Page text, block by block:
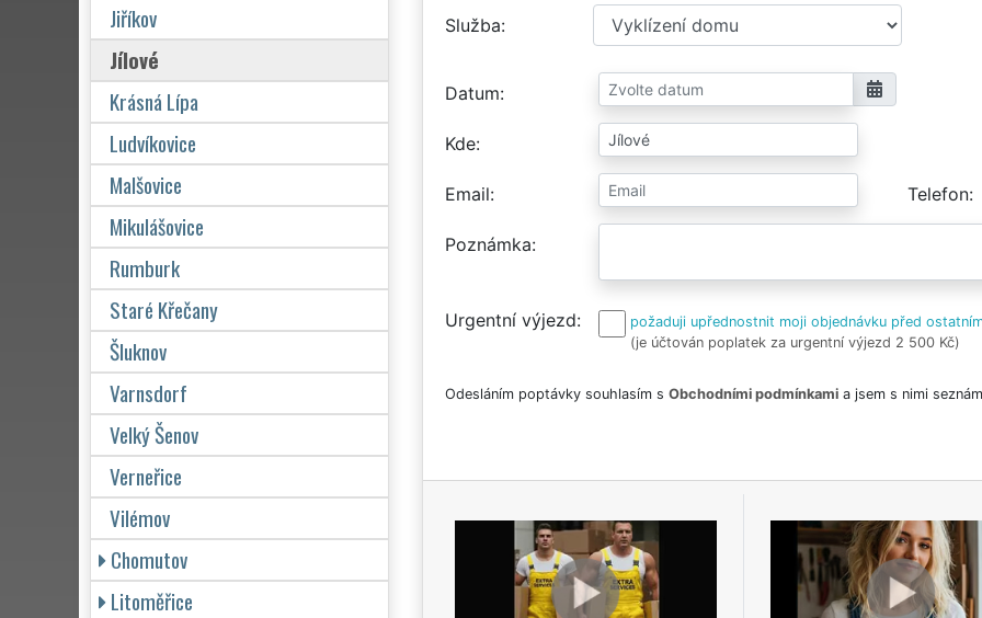
Služba
Datum
Kde
Email Telefon
Poznámka
Urgentní výjezd
požaduji upřednostnit moji objednávku před
(je účtován poplatek za urgentní výjezd 2 500 Kč)
Odesláním poptávky souhlasím s Obchodními podmínkamia jsem s nimi
Jiříkov
Jílové
Krásná Lípa
Ludvíkovice
Malšovice
Mikulášovice
Rumburk
Staré Křečany
Šluknov
Varnsdorf
Velký Šenov
Verneřice
Vilémov
Chomutov
Litoměřice